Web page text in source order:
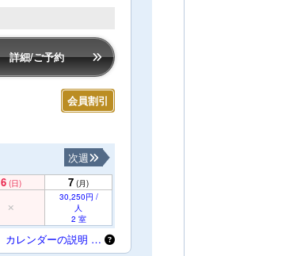
詳細/ご予約
会員割引
次週
6 (日) 7 (月)
30,250円 /
人
2 室
カレンダーの説明 …